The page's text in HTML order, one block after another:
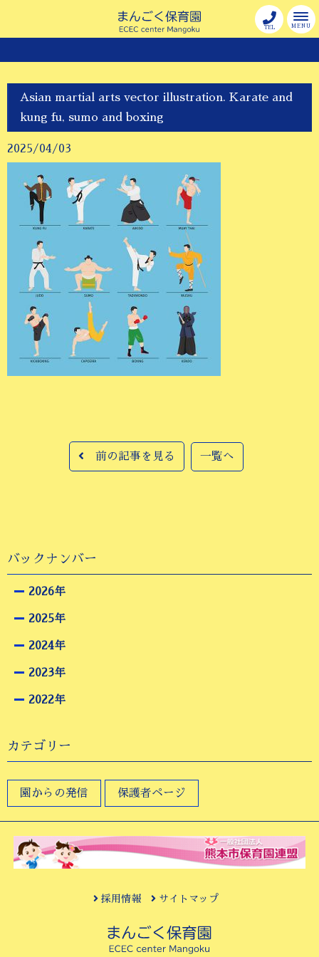
MENU
TEL
Asian martial arts vector illustration. Karate and
kung fu, sumo and boxing
2025/04/03
前の記事を見る 一覧へ
バックナンバー
2026年
2025年
2024年
2023年
2022年
カテゴリー
園からの発信 保護者ページ
採用情報 サイトマップ